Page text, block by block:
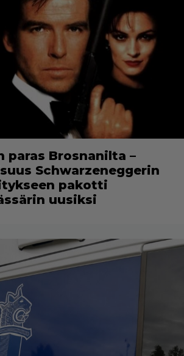
paras Brosnanilta –
Schwarzeneggerin
pakotti
uusiksi